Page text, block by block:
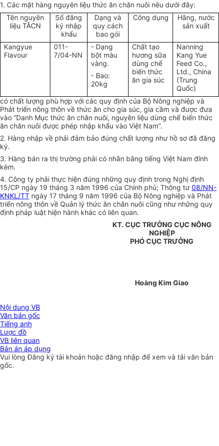
1. Các mặt hàng nguyên liệu thức ăn chăn nuôi nêu dưới đây:
Tên nguyên
liệu TĂCN
Số đăng
ký nhập
khẩu
Dạng và
quy cách
bao gói
Công dụng
Hãng, nước
sản xuất
Kangyue
Flavour
011-
7/04-NN
- Dạng
bột màu
vàng.
- Bao:
20kg
Chất tạo
hương sữa
dùng chế
biến thức
ăn gia súc
Nanning
Kang Yue
Feed Co.,
Ltd., China
(Trung
Quốc)
có chất lượng phù hợp với các quy định của Bộ Nông nghiệp và
Phát triển nông thôn về thức ăn cho gia súc, gia cầm và được đưa
vào “Danh Mục thức ăn chăn nuôi, nguyên liệu dùng chế biến thức
ăn chăn nuôi được phép nhập khẩu vào Việt Nam”.
2. Hàng nhập về phải đảm bảo đúng chất lượng như hồ sơ đã đăng
ký.
3. Hàng bán ra thị trường phải có nhãn bằng tiếng Việt Nam đính
kèm.
4. Công ty phải thực hiện đúng những quy định trong Nghị định
15/CP ngày 19 tháng 3 năm 1996 của Chính phủ; Thông tư 08/NN-
KNKL/TT ngày 17 tháng 9 năm 1996 của Bộ Nông nghiệp và Phát
triển nông thôn về Quản lý thức ăn chăn nuôi cũng như những quy
định pháp luật hiện hành khác có liên quan.
KT. CỤC TRƯỞNG CỤC NÔNG
NGHIỆP
PHÓ CỤC TRƯỞNG
Hoàng Kim Giao
Nội dung VB
Văn bản gốc
Tiếng anh
Lược đồ
VB liên quan
Bản án áp dụng
Vui lòngĐăng ký tài khoản hoặc đăng nhập để xem và tải văn bản
gốc.